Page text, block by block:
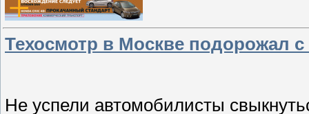
Техосмотр в Москве подорожал с
Не успели автомобилисты